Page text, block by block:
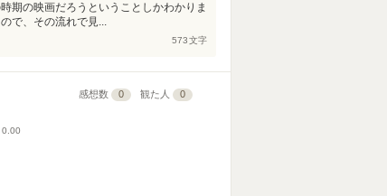
期の映画だろうということしかわかりま
で、その流れで見...
573文字
感想数 0 観た人 0
0.00